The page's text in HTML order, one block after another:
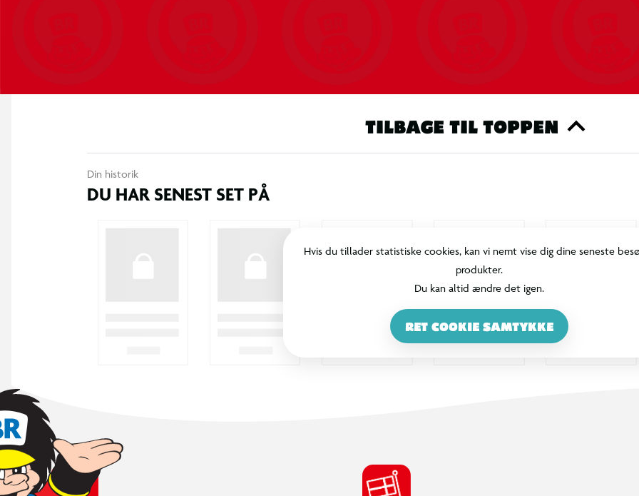
TILBAGE TIL TOPPEN
Din historik
DU HAR SENEST SET PÅ
Hvis du tillader statistiske cookies, kan vi nemt vise dig dine seneste
produkter.
Du kan altid ændre det igen.
RET COOKIE SAMTYKKE